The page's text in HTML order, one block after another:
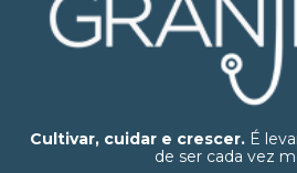
Cultivar, cuidar e crescer. É
de ser cada vez